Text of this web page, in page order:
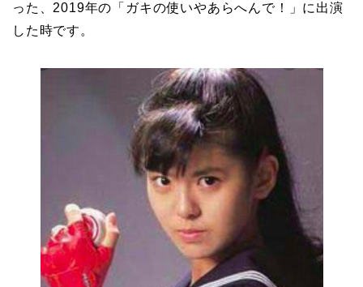
った、2019年の「ガキの使いやあらへんで！」に出演
した時です。